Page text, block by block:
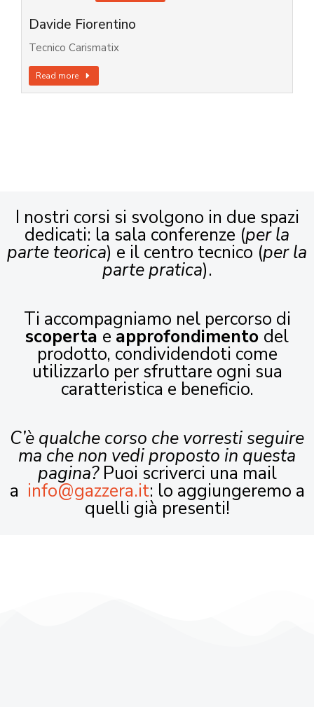
Davide Fiorentino
Tecnico Carismatix
Read more
I nostri corsi si svolgono in due spazi
dedicati: la sala conferenze (per la
parte teorica) e il centro tecnico (per la
parte pratica).
Ti accompagniamo nel percorso di
scoperta e approfondimento del
prodotto, condividendoti come
utilizzarlo per sfruttare ogni sua
caratteristica e beneficio.
C’è qualche corso che vorresti seguire
ma che non vedi proposto in questa
pagina?Puoi scriverci una mail
a info@gazzera.it: lo aggiungeremo a
quelli già presenti!